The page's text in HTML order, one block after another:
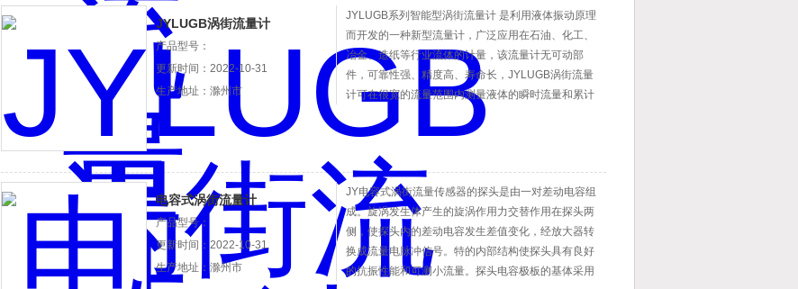
JYLUGB涡街流量计
产品型号：
更新时间：2022-10-31
生产地址：滁州市
JYLUGB系列智能型涡街流量计 是利用液体振动原理
而开发的一种新型流量计，广泛应用在石油、化工、
冶金、造纸等行业流体的计量，该流量计无可动部
件，可靠性强、精度高、寿命长，JYLUGB涡街流量
计可在很宽的流量范围内测量液体的瞬时流量和累计
电容式涡街流量计
产品型号：
更新时间：2022-10-31
生产地址：滁州市
JY电容式涡街流量传感器的探头是由一对差动电容组
成。旋涡发生体产生的旋涡作用力交替作用在探头两
侧，使探头内的差动电容发生差值变化，经放大器转
换成流量电脉冲信号。特的内部结构使探头具有良好
的抗振性能和可测小流量。探头电容极板的基体采用